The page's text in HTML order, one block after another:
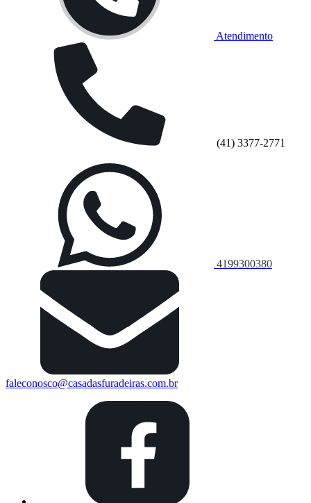
Atendimento
(41) 3377-2771
4199300380
faleconosco@casadasfuradeiras.com.br